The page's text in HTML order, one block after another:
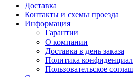
Доставка
Контакты и схемы проезда
Информация
Гарантии
О компании
Доставка в день заказа
Политика
Пользовательское